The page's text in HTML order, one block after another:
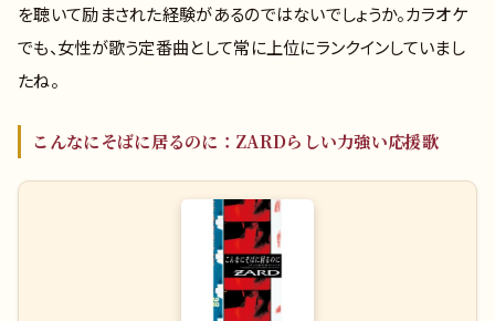
を聴いて励まされた経験があるのではないでしょうか。カラオケ
でも、女性が歌う定番曲として常に上位にランクインしていまし
たね。
こんなにそばに居るのに：ZARDらしい力強い応援歌